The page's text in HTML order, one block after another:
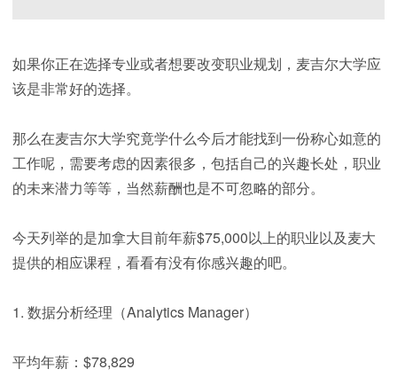
如果你正在选择专业或者想要改变职业规划，麦吉尔大学应
该是非常好的选择。
那么在麦吉尔大学究竟学什么今后才能找到一份称心如意的
工作呢，需要考虑的因素很多，包括自己的兴趣长处，职业
的未来潜力等等，当然薪酬也是不可忽略的部分。
今天列举的是加拿大目前年薪$75,000以上的职业以及麦大
提供的相应课程，看看有没有你感兴趣的吧。
1. 数据分析经理（Analytics Manager）
平均年薪：$78,829